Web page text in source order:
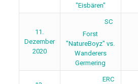
"Eisbären"
11.
Dezember
2020
SC
Forst
"NatureBoyz" vs.
Wanderers
Germering
ERC